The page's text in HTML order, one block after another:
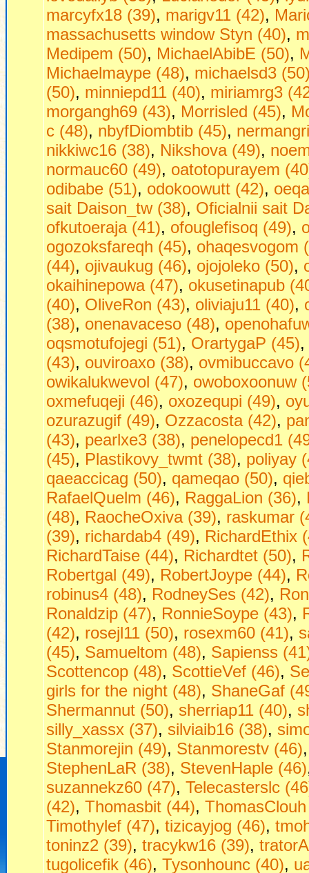
marcyfx18 (39), marigv11 (42),
massachusetts window Styn (40),
Medipem (50), MichaelAbibE (50),
Michaelmaype (48), michaelsd3
(50), minniepd11 (40), miriamrg3
morgangh69 (43), Morrisled (45),
с (48), nbyfDiombtib (45),
nikkiwc16 (38), Nikshova (49),
normauc60 (49), oatotopurayem
odibabe (51), odokoowutt (42),
sait Daison_tw (38), Oficialnii sait
ofkutoeraja (41), ofouglefisoq (49),
ogozoksfareqh (45), ohaqesvogom
(44), ojivaukug (46), ojojoleko (50),
okaihinepowa (47), okusetinapub
(40), OliveRon (43), oliviaju11 (40),
(38), onenavaceso (48),
oqsmotufojegi (51), OrartygaP (45),
(43), ouviroaxo (38), ovmibuccavo
owikalukwevol (47), owoboxoonuw
oxmefuqeji (46), oxozequpi (49),
ozurazugif (49), Ozzacosta (42),
(43), pearlxe3 (38), penelopecd1
(45), Plastikovy_twmt (38), poliyay
qaeaccicag (50), qameqao (50),
RafaelQuelm (46), RaggaLion (36),
(48), RaocheOxiva (39), raskumar
(39), richardab4 (49), RichardEthix
RichardTaise (44), Richardtet (50),
Robertgal (49), RobertJoype (44),
robinus4 (48), RodneySes (42),
Ronaldzip (47), RonnieSoype (43),
(42), rosejl11 (50), rosexm60 (41),
(45), Samueltom (48), Sapienss
Scottencop (48), ScottieVef (46),
girls for the night (48), ShaneGaf
Shermannut (50), sherriap11 (40),
silly_xassx (37), silviaib16 (38),
Stanmorejin (49), Stanmorestv (46)
StephenLaR (38), StevenHaple (46)
suzannekz60 (47), Telecasterslc
(42), Thomasbit (44),
Timothylef (47), tizicayjog (46),
toninz2 (39), tracykw16 (39),
tugolicefik (46), Tysonhounc (40),